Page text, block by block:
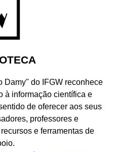
Damy" do IFGW reconhece
à informação científica e
de oferecer aos seus
professores e
e ferramentas de